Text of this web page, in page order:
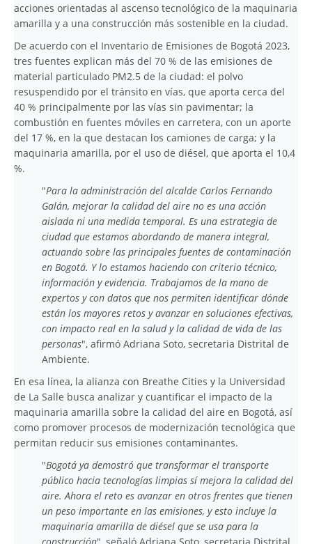
acciones orientadas al ascenso tecnológico de la maquinaria
amarilla y a una construcción más sostenible en la ciudad.
De acuerdo con el Inventario de Emisiones de Bogotá 2023,
tres fuentes explican más del 70 % de las emisiones de
material particulado PM2.5 de la ciudad: el polvo
resuspendido por el tránsito en vías, que aporta cerca del
40 % principalmente por las vías sin pavimentar; la
combustión en fuentes móviles en carretera, con un aporte
del 17 %, en la que destacan los camiones de carga; y la
maquinaria amarilla, por el uso de diésel, que aporta el 10,4
%.
"Para la administración del alcalde Carlos Fernando
Galán, mejorar la calidad del aire no es una acción
aislada ni una medida temporal. Es una estrategia de
ciudad que estamos abordando de manera integral,
actuando sobre las principales fuentes de contaminación
en Bogotá. Y lo estamos haciendo con criterio técnico,
información y evidencia. Trabajamos de la mano de
expertos y con datos que nos permiten identificar dónde
están los mayores retos y avanzar en soluciones efectivas,
con impacto real en la salud y la calidad de vida de las
personas", afirmó Adriana Soto, secretaria Distrital de
Ambiente.
En esa línea, la alianza con Breathe Cities y la Universidad
de La Salle busca analizar y cuantificar el impacto de la
maquinaria amarilla sobre la calidad del aire en Bogotá, así
como promover procesos de modernización tecnológica que
permitan reducir sus emisiones contaminantes.
"Bogotá ya demostró que transformar el transporte
público hacia tecnologías limpias sí mejora la calidad del
aire. Ahora el reto es avanzar en otros frentes que tienen
un peso importante en las emisiones, y esto incluye la
maquinaria amarilla de diésel que se usa para la